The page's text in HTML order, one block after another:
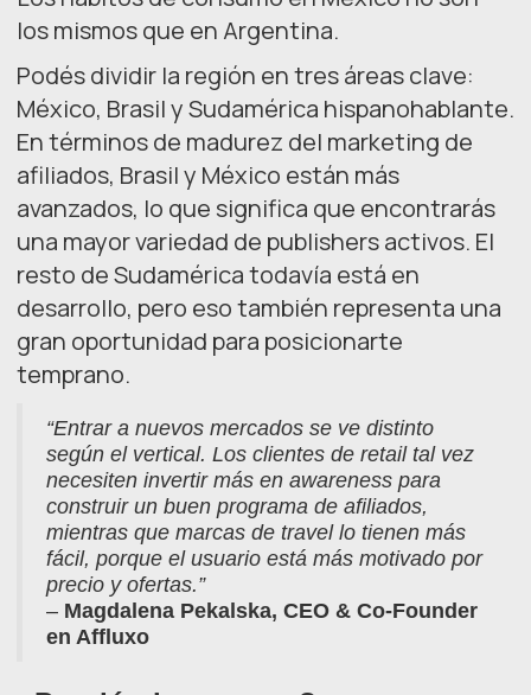
los mismos que en Argentina.
Podés dividir la región en tres áreas clave:
México, Brasil y Sudamérica hispanohablante.
En términos de madurez del marketing de
afiliados, Brasil y México están más
avanzados, lo que significa que encontrarás
una mayor variedad de publishers activos. El
resto de Sudamérica todavía está en
desarrollo, pero eso también representa una
gran oportunidad para posicionarte
temprano.
“Entrar a nuevos mercados se ve distinto
según el vertical. Los clientes de retail tal vez
necesiten invertir más en awareness para
construir un buen programa de afiliados,
mientras que marcas de travel lo tienen más
fácil, porque el usuario está más motivado por
precio y ofertas.”
– Magdalena Pekalska, CEO & Co-Founder
en Affluxo